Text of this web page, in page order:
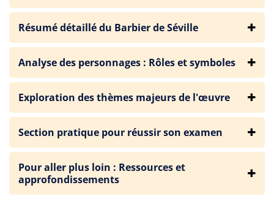
Résumé détaillé du Barbier de Séville
Analyse des personnages : Rôles et symboles
Exploration des thèmes majeurs de l'œuvre
Section pratique pour réussir son examen
Pour aller plus loin : Ressources et
approfondissements